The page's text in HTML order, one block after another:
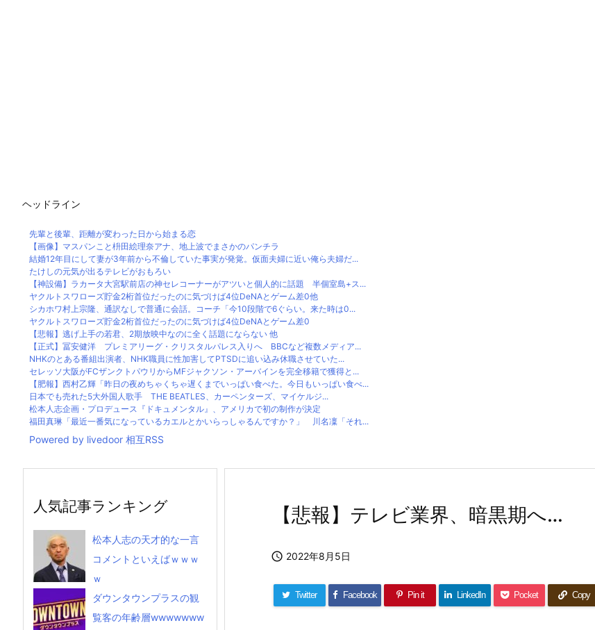
ヘッドライン
先輩と後輩、距離が変わった日から始まる恋
【画像】マスパンこと枡田絵理奈アナ、地上波でまさかのパンチラ
結婚12年目にして妻が3年前から不倫していた事実が発覚。仮面夫婦に近い俺ら夫婦だ...
たけしの元気が出るテレビがおもろい
【神設備】ラカータ大宮駅前店の神セレコーナーがアツいと個人的に話題 半個室島+ス...
ヤクルトスワローズ貯金2桁首位だったのに気づけば4位DeNAとゲーム差0他
シカホワ村上宗隆、通訳なしで普通に会話。コーチ「今10段階で6ぐらい。来た時は0...
ヤクルトスワローズ貯金2桁首位だったのに気づけば4位DeNAとゲーム差0
【悲報】逃げ上手の若君、2期放映中なのに全く話題にならない 他
【正式】冨安健洋 プレミアリーグ・クリスタルパレス入りへ BBCなど複数メディア...
NHKのとある番組出演者、NHK職員に性加害してPTSDに追い込み休職させていた...
セレッソ大阪がFCザンクトパウリからMFジャクソン・アーバインを完全移籍で獲得と...
【肥報】西村乙輝「昨日の夜めちゃくちゃ遅くまでいっぱい食べた。今日もいっぱい食べ...
日本でも売れた5大外国人歌手 THE BEATLES、カーペンターズ、マイケルジ...
松本人志企画・プロデュース『ドキュメンタル』、アメリカで初の制作が決定
福田真琳「最近一番気になっているカエルとかいらっしゃるんですか？」 川名凜「それ...
Powered by livedoor 相互RSS
【悲報】テレビ業界、暗黒期へ…
 2022年8月5日
Twitter Facebook Pin it LinkedIn Pocket Copy
人気記事ランキング
松本人志の天才的な一言
コメントといえばｗｗｗ
ｗ
ダウンタウンプラスの観
覧客の年齢層wwwwwww